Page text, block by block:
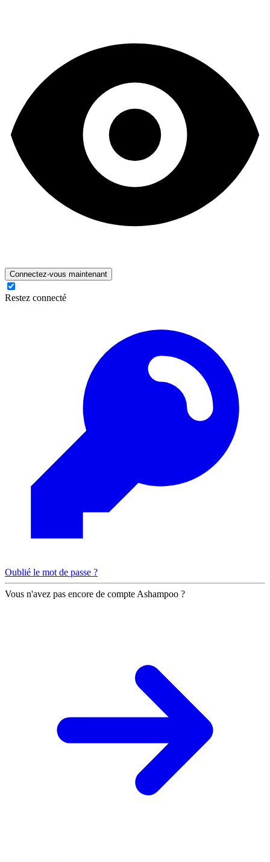
Connectez-vous maintenant
Restez connecté
Oublié le mot de passe ?
Vous n'avez pas encore de compte Ashampoo ?